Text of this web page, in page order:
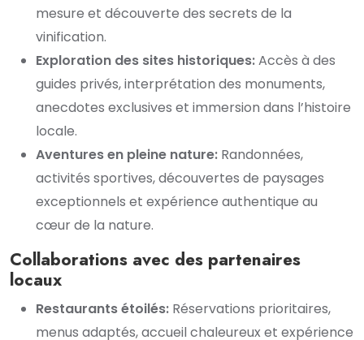
mesure et découverte des secrets de la
vinification.
Exploration des sites historiques:Accès à des
guides privés, interprétation des monuments,
anecdotes exclusives et immersion dans l’histoire
locale.
Aventures en pleine nature: Randonnées,
activités sportives, découvertes de paysages
exceptionnels et expérience authentique au
cœur de la nature.
Collaborations avec des partenaires
locaux
Restaurants étoilés: Réservations prioritaires,
menus adaptés, accueil chaleureux et expérience